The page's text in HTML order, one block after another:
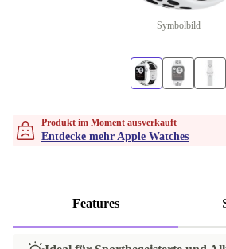
Symbolbild
Produkt im Moment ausverkauft
Entdecke mehr Apple Watches
Features